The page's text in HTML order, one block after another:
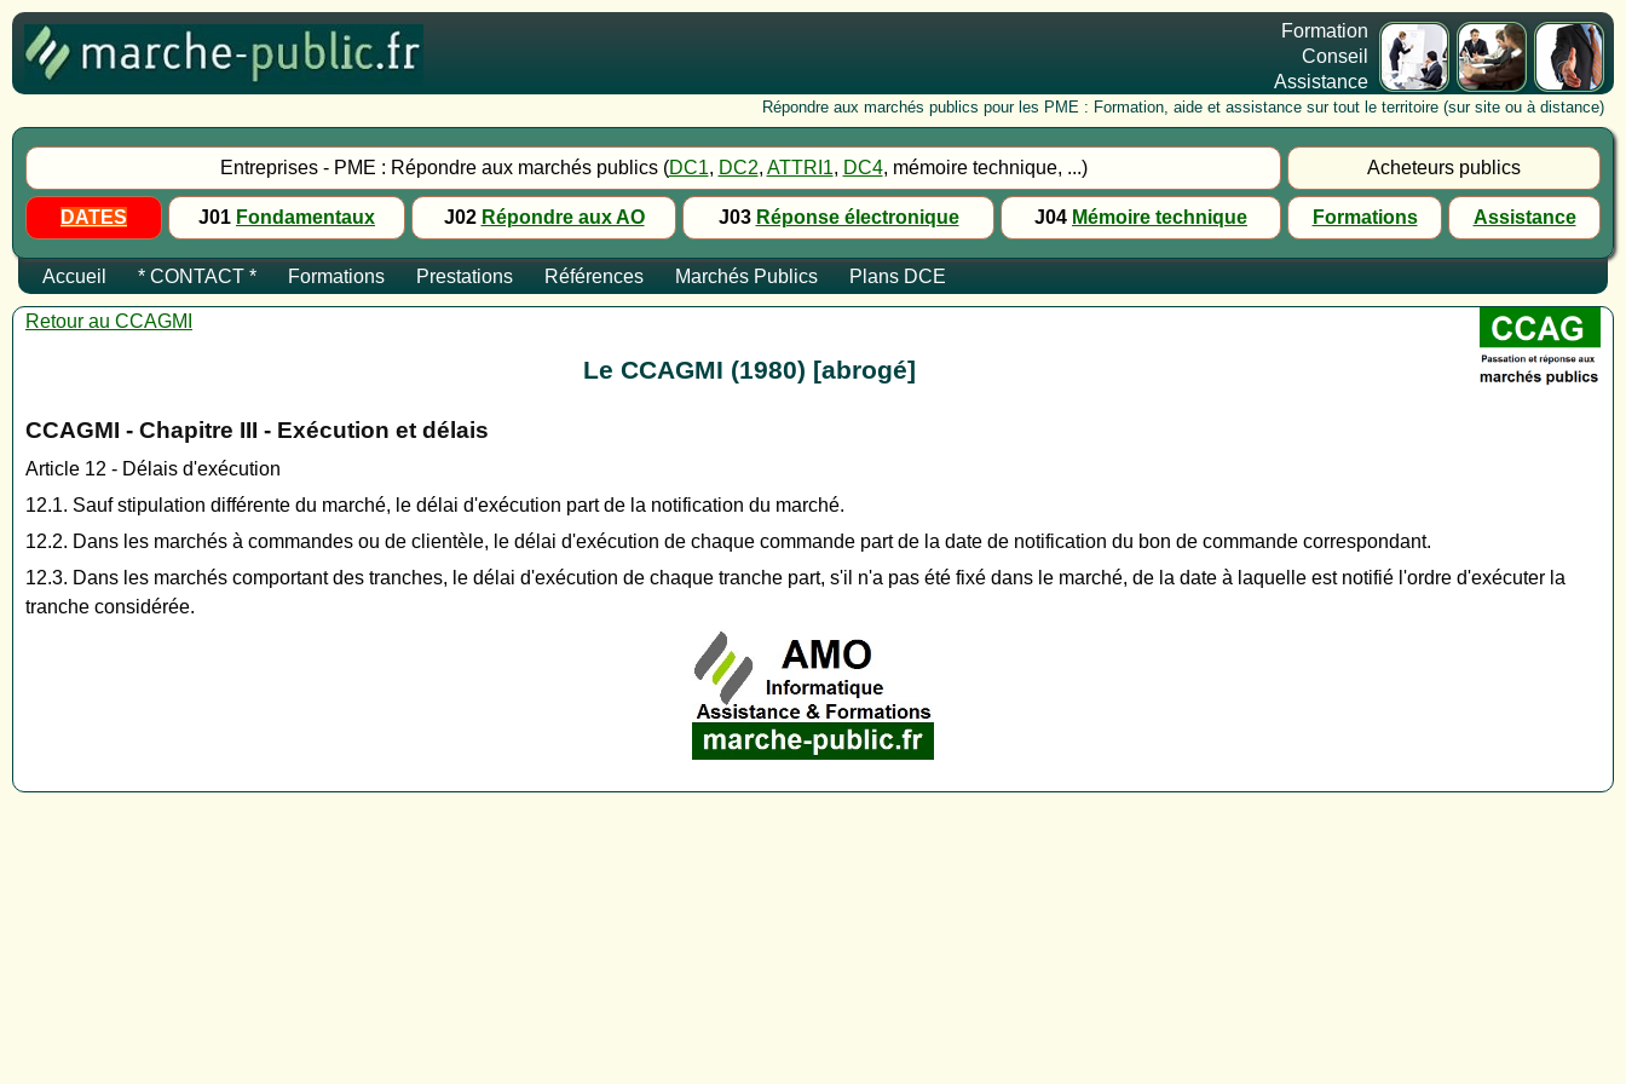
Formation
Conseil
Assistance
Répondre aux marchés publics pour les PME : Formation, aide et assistance sur tout le territoire (sur site ou à distance)
Entreprises - PME : Répondre aux marchés publics (DC1, DC2, ATTRI1, DC4, mémoire technique, ...) Acheteurs publics
DATES J01 Fondamentaux J02 Répondre aux AO J03 Réponse électronique J04 Mémoire technique Formations Assistance
Accueil * CONTACT * Formations Prestations Références Marchés Publics Plans DCE
Retour au CCAGMI
Le CCAGMI (1980) [abrogé]
CCAGMI - Chapitre III - Exécution et délais
Article 12 - Délais d'exécution
12.1. Sauf stipulation différente du marché, le délai d'exécution part de la notification du marché.
12.2. Dans les marchés à commandes ou de clientèle, le délai d'exécution de chaque commande part de la date de notification du bon de commande correspondant.
12.3. Dans les marchés comportant des tranches, le délai d'exécution de chaque tranche part, s'il n'a pas été fixé dans le marché, de la date à laquelle est notifié l'ordre d'exécuter la
tranche considérée.